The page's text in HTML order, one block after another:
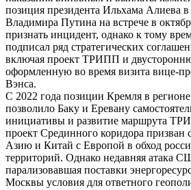
позиция президента Ильхама Алиева
Владимира Путина на встрече в
признать инцидент, однако к тому
подписал ряд стратегических
включая проект ТРИПП и
оформленную во время визита вице-
Вэнса.
С 2022 года позиции Кремля в
позволило Баку и Еревану
инициативы и развитие маршрута
проект Срединного коридора призван
Азию и Китай с Европой в обход
территорий. Однако недавняя атака
парализовавшая поставки
Москвы условия для ответного